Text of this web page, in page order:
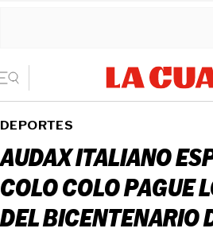
DEPORTES
AUDAX ITALIANO
COLO COLO PAGUE
DEL BICENTENARIO